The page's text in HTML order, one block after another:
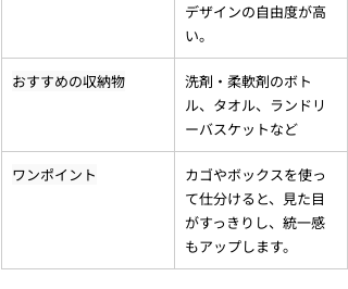
デザインの自由度が高
い。
おすすめの収納物
洗剤・柔軟剤のボト
ル、タオル、ランドリ
ーバスケットなど
ワンポイント
カゴやボックスを使っ
て仕分けると、見た目
がすっきりし、統一感
もアップします。